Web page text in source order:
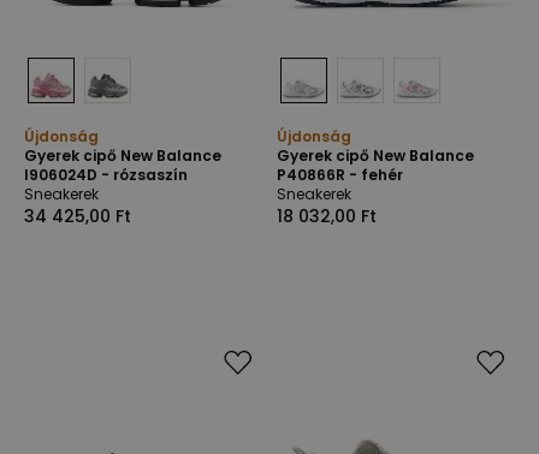
Újdonság
Gyerek cipő New Balance
I906024D - rózsaszín
Sneakerek
34 425,00 Ft
Újdonság
Gyerek cipő New Balance
P40866R - fehér
Sneakerek
18 032,00 Ft